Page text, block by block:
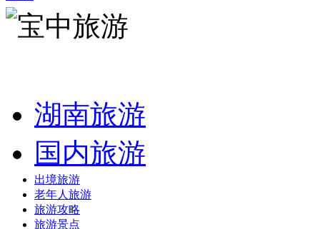
湖南旅游
国内旅游
出境旅游
老年人旅游
旅游攻略
旅游景点